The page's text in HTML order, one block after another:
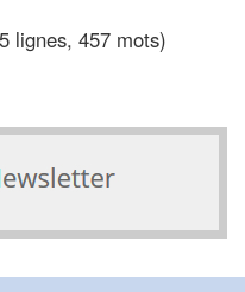
lignes, 457 mots)